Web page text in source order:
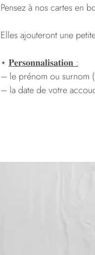
Pensez à nos cartes en
Elles ajouteront une
⋆ 𝐏𝐞𝐫𝐬𝐨𝐧𝐧𝐚𝐥𝐢𝐬𝐚𝐭𝐢𝐨𝐧 :
– le prénom ou surnom
– la date de votre